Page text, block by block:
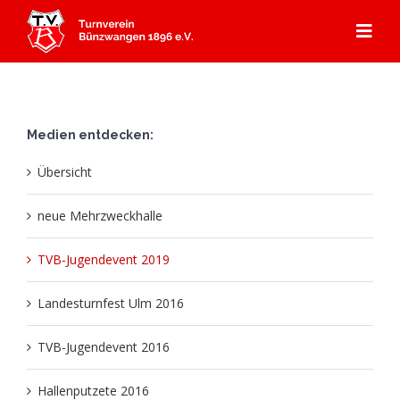
Inhalt
springen
Angebot
Abteilungen
Aerobic
Badminton
Dance
Kursprogramm
Aktuelles
Kooperation Ebersbacher Sportvereine
Mitgliedschaft
Aktuelles
Geschichte TVB
Kontakt & Anfahrt
Medien entdecken:
Übersicht
neue Mehrzweckhalle
TVB-Jugendevent 2019
Landesturnfest Ulm 2016
TVB-Jugendevent 2016
Hallenputzete 2016